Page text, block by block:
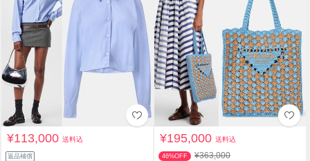
¥113,000送料込
返品補償
¥195,000送料込
46%OFF ¥363,000